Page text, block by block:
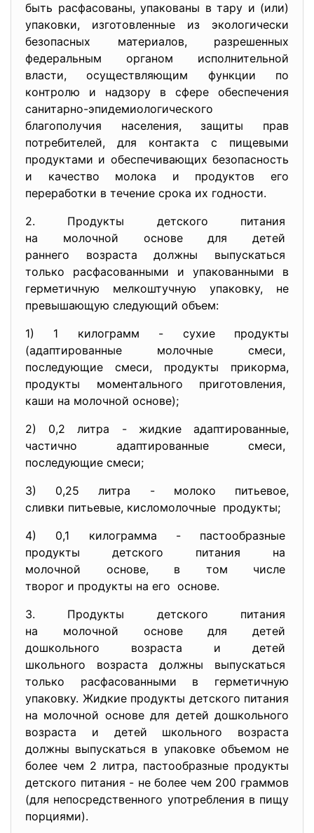
быть расфасованы, упакованы в тару и (или)
упаковки, изготовленные из экологически
безопасных материалов, разрешенных
федеральным органом исполнительной
власти, осуществляющим функции по
контролю и надзору в сфере обеспечения
санитарно-эпидемиологического
благополучия населения, защиты прав
потребителей, для контакта с пищевыми
продуктами и обеспечивающих безопасность
и качество молока и продуктов его
переработки в течение срока их годности.
2. Продукты детского питания
на молочной основе для детей
раннего возраста должны выпускаться
только расфасованными и упакованными в
герметичную мелкоштучную упаковку, не
превышающую следующий объем:
1) 1 килограмм - сухие продукты
(адаптированные молочные смеси,
последующие смеси, продукты прикорма,
продукты моментального приготовления,
каши на молочной основе);
2) 0,2 литра - жидкие адаптированные,
частично адаптированные смеси,
последующие смеси;
3) 0,25 литра - молоко питьевое,
сливки питьевые, кисломолочные продукты;
4) 0,1 килограмма - пастообразные
продукты детского питания на
молочной основе, в том числе
творог и продукты на его основе.
3. Продукты детского питания
на молочной основе для детей
дошкольного возраста и детей
школьного возраста должны выпускаться
только расфасованными в герметичную
упаковку. Жидкие продукты детского питания
на молочной основе для детей дошкольного
возраста и детей школьного возраста
должны выпускаться в упаковке объемом не
более чем 2 литра, пастообразные продукты
детского питания - не более чем 200 граммов
(для непосредственного употребления в пищу
порциями).